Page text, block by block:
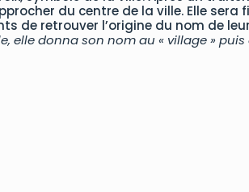
du centre de la ville. Elle sera
retrouver l’origine du nom de
elle donna son nom au « village » puis